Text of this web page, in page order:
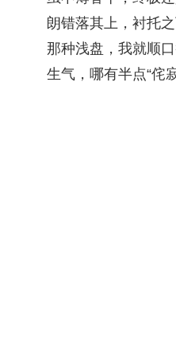
朗错落其上，衬托
那种浅盘，我就顺
生气，哪有半点“侘